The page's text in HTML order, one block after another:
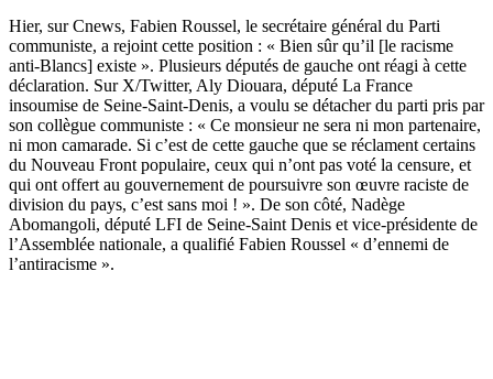
Hier, sur Cnews, Fabien Roussel, le secrétaire général du Parti
communiste, a rejoint cette position : « Bien sûr qu’il [le racisme
anti-Blancs] existe ». Plusieurs députés de gauche ont réagi à cette
déclaration. Sur X/Twitter, Aly Diouara, député La France
insoumise de Seine-Saint-Denis, a voulu se détacher du parti pris par
son collègue communiste : « Ce monsieur ne sera ni mon partenaire,
ni mon camarade. Si c’est de cette gauche que se réclament certains
du Nouveau Front populaire, ceux qui n’ont pas voté la censure, et
qui ont offert au gouvernement de poursuivre son œuvre raciste de
division du pays, c’est sans moi ! ». De son côté, Nadège
Abomangoli, député LFI de Seine-Saint Denis et vice-présidente de
l’Assemblée nationale, a qualifié Fabien Roussel « d’ennemi de
l’antiracisme ».